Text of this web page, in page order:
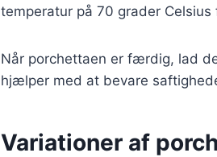
temperatur på 70 grader
Når porchettaen er færdig, lad
hjælper med at bevare
Variationer af